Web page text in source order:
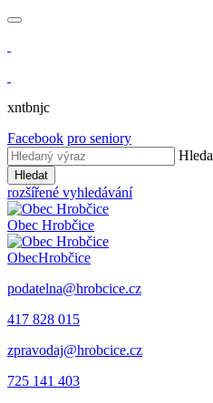
xntbnjc
Facebook pro seniory
Hledat
rozšířené vyhledávání
Obec Hrobčice
ObecHrobčice
podatelna@hrobcice.cz
417 828 015
zpravodaj@hrobcice.cz
725 141 403